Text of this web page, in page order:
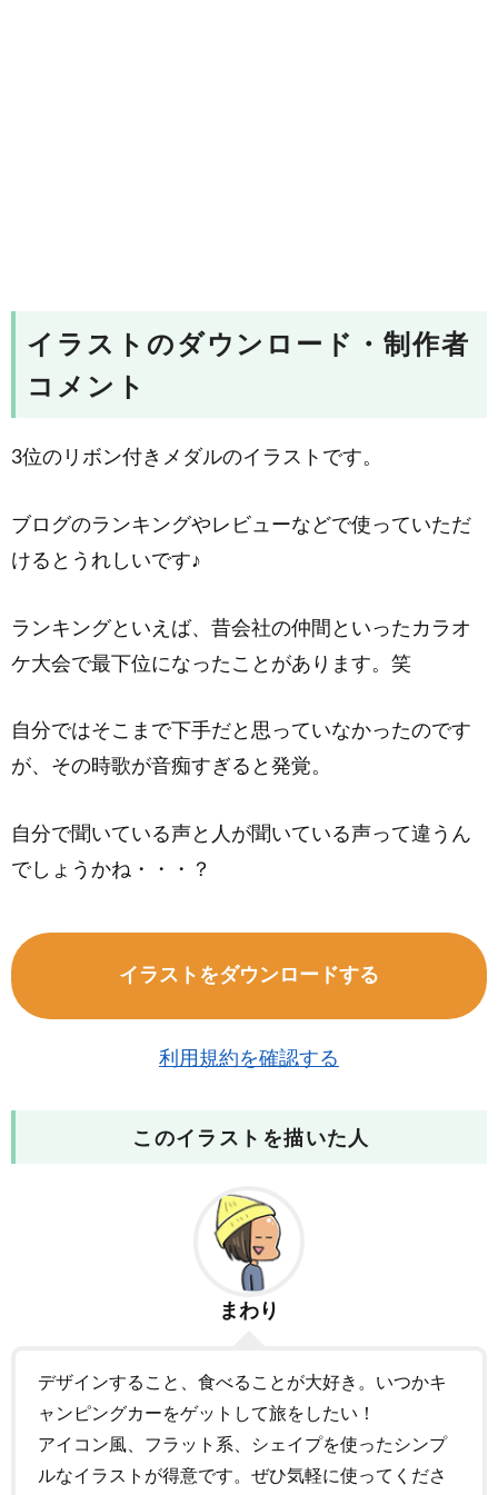
イラストのダウンロード・制作者
コメント
3位のリボン付きメダルのイラストです。
ブログのランキングやレビューなどで使っていただ
けるとうれしいです♪
ランキングといえば、昔会社の仲間といったカラオ
ケ大会で最下位になったことがあります。笑
自分ではそこまで下手だと思っていなかったのです
が、その時歌が音痴すぎると発覚。
自分で聞いている声と人が聞いている声って違うん
でしょうかね・・・？
イラストをダウンロードする
利用規約を確認する
このイラストを描いた人
まわり
デザインすること、食べることが大好き。いつかキ
ャンピングカーをゲットして旅をしたい！
アイコン風、フラット系、シェイプを使ったシンプ
ルなイラストが得意です。ぜひ気軽に使ってくださ